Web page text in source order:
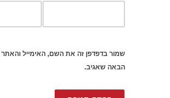
שמור בדפדפן זה את השם, האימייל
הבאה שאגיב.